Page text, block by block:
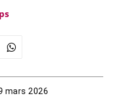
mars 2026